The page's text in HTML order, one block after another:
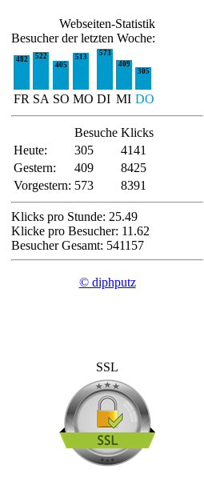
Webseiten-Statistik
Besucher der letzten Woche:
482
522
405
513
573
409
305
FR SA SO MO DI MI DO
Besuche Klicks
Heute:
305
4141
Gestern:
409
8425
Vorgestern: 573 8391
Klicks pro Stunde: 25.49
Klicke pro Besucher: 11.62
Besucher Gesamt: 541157
© diphputz
SSL